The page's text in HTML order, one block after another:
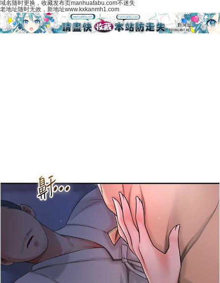
域名随时更换，收藏发布页manhuafabu.com不迷失
老地址随时无效，新地址www.kxkanmh1.com